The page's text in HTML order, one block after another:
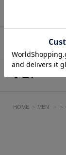
ロゴはグラデー
透け感：なし
裏 地：なし
伸縮性：なし
■モデル身長：
※画像の商品は
アイテムサイ
シェア
HOME MEN